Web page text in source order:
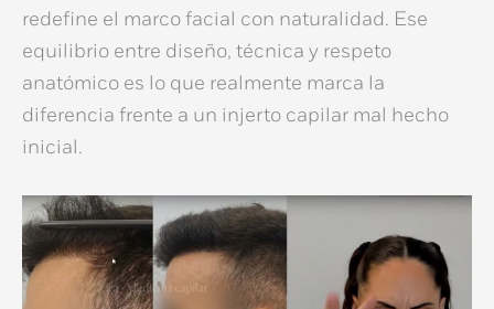
redefine el marco facial con naturalidad. Ese
equilibrio entre diseño, técnica y respeto
anatómico es lo que realmente marca la
diferencia frente a un injerto capilar mal hecho
inicial.